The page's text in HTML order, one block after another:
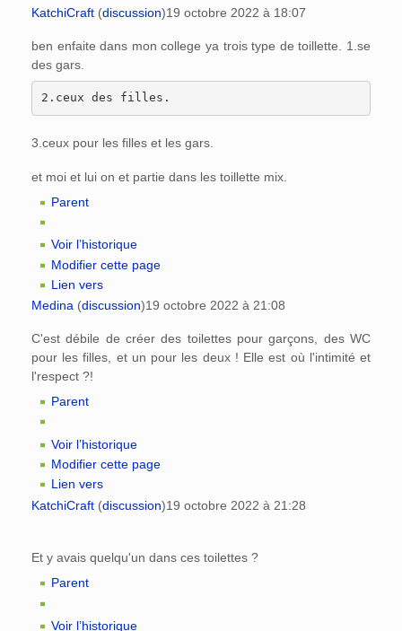
KatchiCraft (discussion)19 octobre 2022 à 18:07
ben enfaite dans mon college ya trois type de toillette. 1.se
des gars.
3.ceux pour les filles et les gars.
et moi et lui on et partie dans les toillette mix.
Parent
Voir l’historique
Modifier cette page
Lien vers
Medina (discussion)19 octobre 2022 à 21:08
C'est débile de créer des toilettes pour garçons, des WC
pour les filles, et un pour les deux ! Elle est où l'intimité et
l'respect ?!
Parent
Voir l’historique
Modifier cette page
Lien vers
KatchiCraft (discussion)19 octobre 2022 à 21:28
Et y avais quelqu'un dans ces toilettes ?
Parent
Voir l’historique